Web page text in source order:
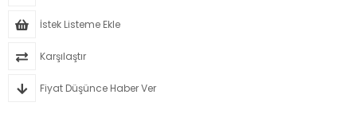
İstek Listeme Ekle
Karşılaştır
Fiyat Düşünce Haber Ver